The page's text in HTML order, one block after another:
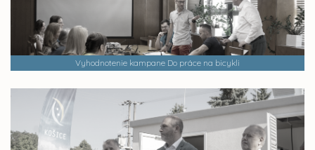
Vyhodnotenie kampane Do práce na bicykli